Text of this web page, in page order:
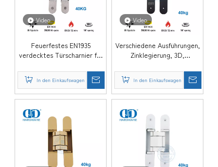
Video
Feuerfestes EN1935
verdecktes Türscharnier für
G40
In den Einkaufswagen
Video
Verschiedene Ausführungen,
Zinklegierung, 3D,
Sicherheit, verstellbares
Innentürscharnier-
DDCH008-G40
In den Einkaufswagen